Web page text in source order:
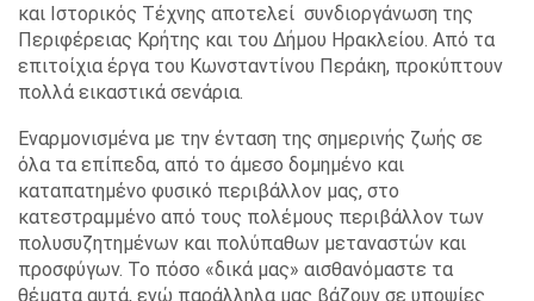
και Ιστορικός Τέχνης αποτελεί συνδιοργάνωση της
Περιφέρειας Κρήτης και του Δήμου Ηρακλείου. Από τα
επιτοίχια έργα του Κωνσταντίνου Περάκη, προκύπτουν
πολλά εικαστικά σενάρια.
Εναρμονισμένα με την ένταση της σημερινής ζωής σε
όλα τα επίπεδα, από το άμεσο δομημένο και
καταπατημένο φυσικό περιβάλλον μας, στο
κατεστραμμένο από τους πολέμους περιβάλλον των
πολυσυζητημένων και πολύπαθων μεταναστών και
προσφύγων. Το πόσο «δικά μας» αισθανόμαστε τα
θέματα αυτά, ενώ παράλληλα μας βάζουν σε υποψίες